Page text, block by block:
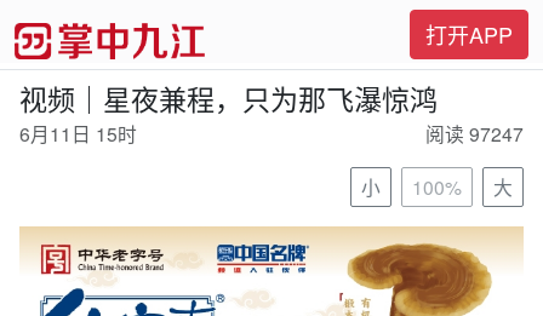
打开APP
视频｜星夜兼程，只为那飞瀑惊鸿
6月11日 15时
阅读 97247
小
100% 大